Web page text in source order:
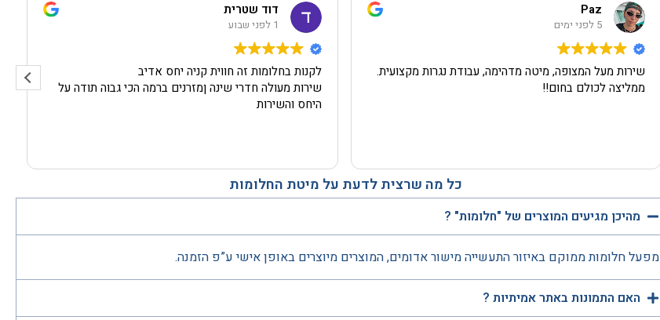
דוד שטרית
1 לפני שבוע
לקנות בחלומות זה חווית קניה יחס אדיב
שירות מעולה חדרי שינה ןמזרנים ברמה הכי גבוה תודה על
היחס והשירות
Paz
5 לפני ימים
שירות מעל המצופה, מיטה מדהימה, עבודת נגרות מקצועית.
ממליצה לכולם בחום!!
כל מה שרצית לדעת על מיטת החלומות
מהיכן מגיעים המוצרים של "חלומות" ?
מפעל חלומות ממוקם באיזור התעשייה מישור אדומים, המוצרים מיוצרים באופן אישי ע”פ הזמנה.
האם התמונות באתר אמיתיות ?